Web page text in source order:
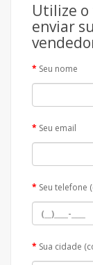
Utilize
enviar
Seu nome
Seu email
Seu telefone
Sua cidade